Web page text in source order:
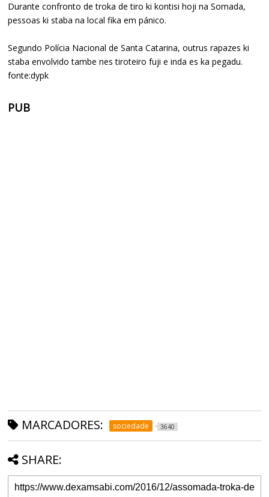
Durante confronto de troka de tiro ki kontisi hoji na Somada,
pessoas ki staba na local fika em pánico.
Segundo Polícia Nacional de Santa Catarina, outrus rapazes ki
staba envolvido tambe nes tiroteiro fuji e inda es ka pegadu.
fonte:dypk
PUB
MARCADORES: sociedade 3640
SHARE: